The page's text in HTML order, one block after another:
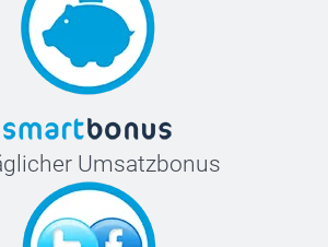
Umsatzbonus